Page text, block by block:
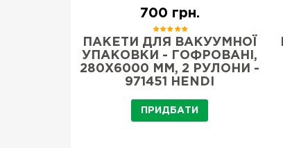
700 грн.
ПАКЕТИ ДЛЯ ВАКУУМНОЇ
УПАКОВКИ - ГОФРОВАНІ,
280X6000 ММ, 2 РУЛОНИ -
971451 HENDI
ПРИДБАТИ